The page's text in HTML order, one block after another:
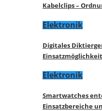
Kabelclips –
Elektronik
Digitales
Elektronik
Smartwatches
Einsatzbereiche